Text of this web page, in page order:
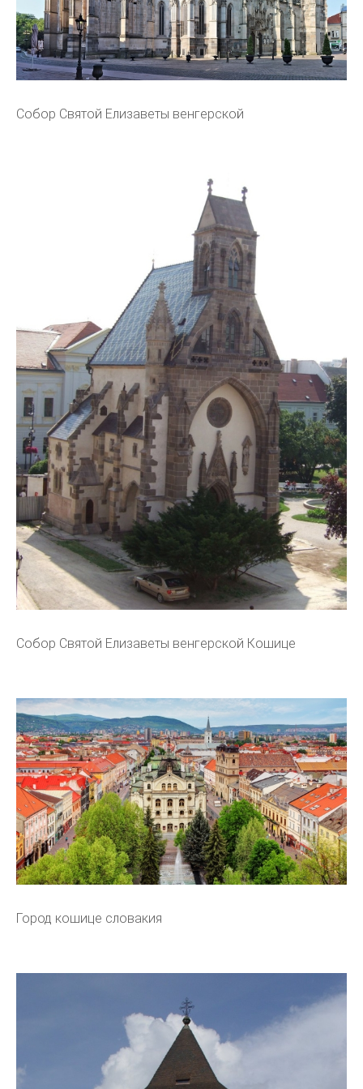
Собор Святой Елизаветы венгерской
Собор Святой Елизаветы венгерской Кошице
Город кошице словакия